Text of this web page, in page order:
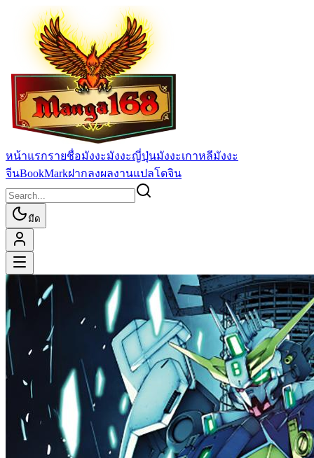
หน้าแรกรายชื่อมังงะมังงะญี่ปุ่นมังงะเกาหลีมังงะ
จีนBookMarkฝากลงผลงานแปลโดจิน
มืด